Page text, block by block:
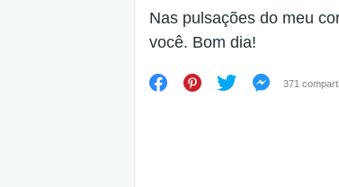
Nas pulsações do meu
você. Bom dia!
371